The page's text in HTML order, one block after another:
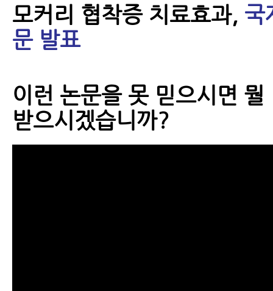
모커리 협착증 치료효과, 국
문 발표
이런 논문을 못 믿으시면 뭘
받으시겠습니까?